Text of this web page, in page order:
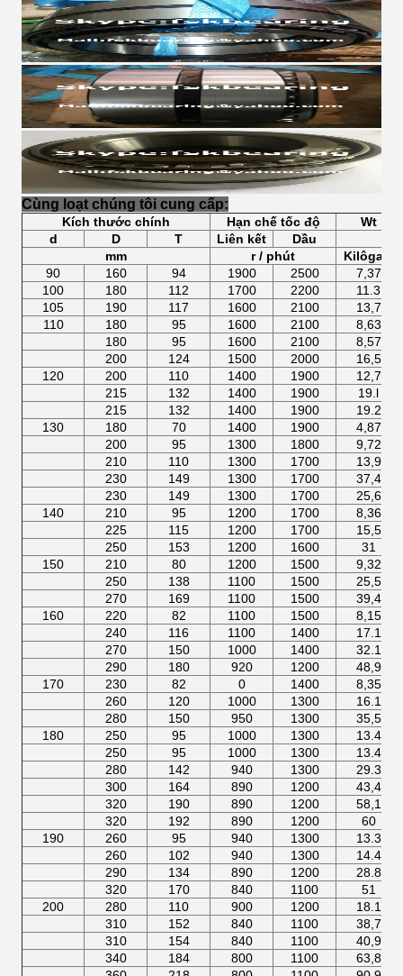
Cùng loạt chúng tôi cung cấp:
Kích thước chính Hạn chế tốc độ
Wt
d
D T Liên kết
Dầu
mm
r / phút
Kilôgam
90
160 94 1900 2500
7,37
100
180 112 1700 2200
11.3
105
190 117 1600 2100
13,7
110
180 95 1600 2100
8,63
180
95 1600 2100
8,57
200
124 1500 2000
16,5
120
200 110 1400 1900
12,7
215
132 1400 1900
19.l
215
132 1400 1900
19.2
130
180 70 1400 1900
4,87
200
95 1300 1800
9,72
210
110 1300 1700
13,9
230
149 1300 1700
37,4
230
149 1300 1700
25,6
140
210 95 1200 1700
8,36
225
115 1200 1700
15,5
250
153 1200 1600
31
150
210 80 1200 1500
9,32
250
138 1100 1500
25,5
270
169 1100 1500
39,4
160
220 82 1100 1500
8,15
240
116 1100 1400
17.1
270
150 1000 1400
32.1
290
180 920 1200
48,9
170
230 82 0 1400
8,35
260
120 1000 1300
16.1
280
150 950 1300
35,5
180
250 95 1000 1300
13.4
250
95 1000 1300
13.4
280
142 940 1300
29.3
300
164 890 1200
43,4
320
190 890 1200
58,1
320
192 890 1200
60
190
260 95 940 1300
13.3
260
102 940 1300
14.4
290
134 890 1200
28.8
320
170 840 1100
51
200
280 110 900 1200
18.1
310
152 840 1100
38,7
310
154 840 1100
40,9
340
184 800 1100
63,8